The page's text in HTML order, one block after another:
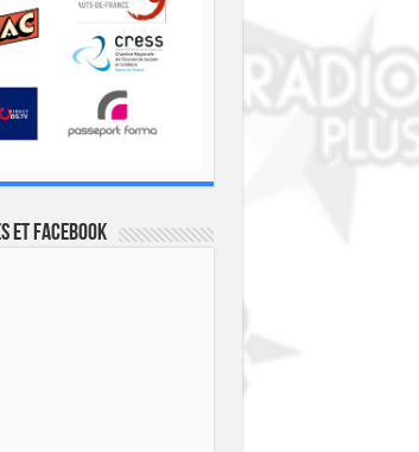
et Facebook